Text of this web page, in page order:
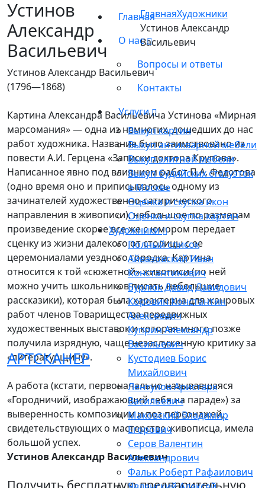
АРТСКАНЕР
Главная
О нас
Вопросы и ответы
Контакты
Услуги
Выкуп картин
Выкуп антикварной мебели
Выкуп элитной мебели
Выкуп будийских статуэток
в Москве
Оценка и скупка икон
Оценка и скупка картин
Художники
Полный список
Айвазовский Иван
Константинович
Бурлюк Давид Давидович
Коровин Константин
Алексеевич
Куприн Александр
Васильевич
Кустодиев Борис
Михайлович
Лентулов Аристарх
Васильевич
Маковский Владимир
Егорович
Серов Валентин
Александрович
Фальк Роберт Рафаилович
Устинов
Александр
Васильевич
ГлавнаяХудожники
Устинов Александр
Васильевич
Устинов Александр Васильевич
(1796—1868)
Картина Александра Васильевича Устинова «Мирная
марсомания» — одна из немногих, дошедших до нас
работ художника. Название было заимствовано из
повести А.И. Герцена «Записки доктора Крупова».
Написанное явно под влиянием работ П.А. Федотова
(одно время оно и приписывалось одному из
зачинателей художественно-сатирического
направления в живописи), небольшое по размерам
произведение скорее все же с юмором передает
сценку из жизни далекого от столицы с ее
церемониалами уездного городка. Картина
относится к той «сюжетной» живописи (по ней
можно учить школьников писать небольшие
рассказики), которая была характерна для жанровых
работ членов Товарищества передвижных
художественных выставок и которая много позже
получила изрядную, чаще незаслуженную критику за
«литературщину».
А работа (кстати, первоначально называвшаяся
«Городничий, изображающий себя на параде») за
выверенность композиции и поз персонажей,
свидетельствующих о мастерстве живописца, имела
большой успех.
Устинов Александр Васильевич
Получить бесплатную предварительную